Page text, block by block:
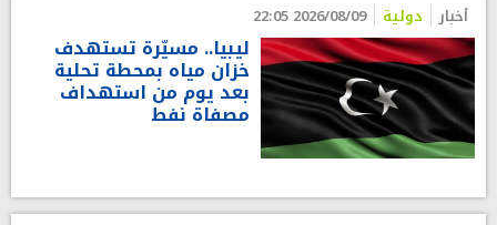
أخبار دولية 2026/08/09 22:05
ليبيا.. مسيّرة تستهدف
خزان مياه بمحطة تحلية
بعد يوم من استهداف
مصفاة نفط